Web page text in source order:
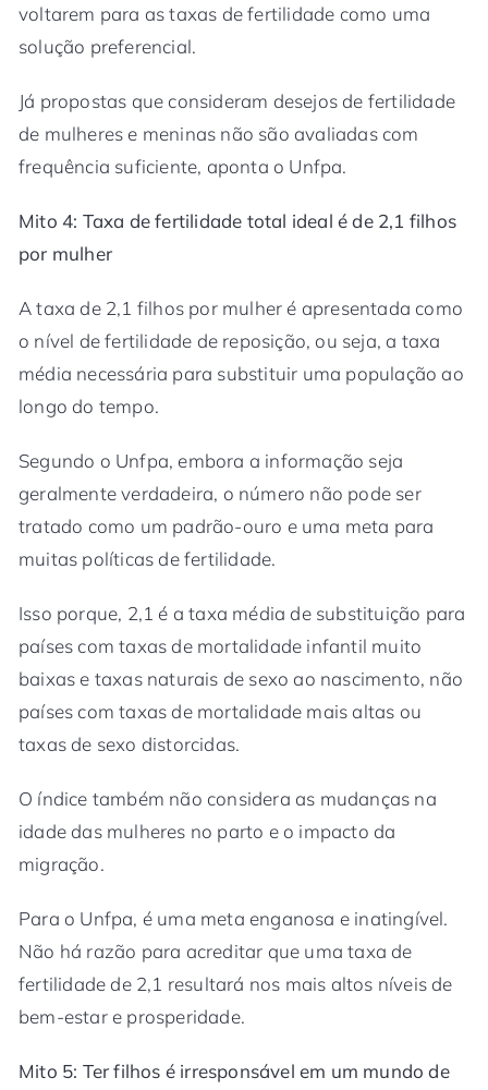
voltarem para as taxas de fertilidade como uma
solução preferencial.
Já propostas que consideram desejos de fertilidade
de mulheres e meninas não são avaliadas com
frequência suficiente, aponta o Unfpa.
Mito 4: Taxa de fertilidade total ideal é de 2,1 filhos
por mulher
A taxa de 2,1 filhos por mulher é apresentada como
o nível de fertilidade de reposição, ou seja, a taxa
média necessária para substituir uma população ao
longo do tempo.
Segundo o Unfpa, embora a informação seja
geralmente verdadeira, o número não pode ser
tratado como um padrão-ouro e uma meta para
muitas políticas de fertilidade.
Isso porque, 2,1 é a taxa média de substituição para
países com taxas de mortalidade infantil muito
baixas e taxas naturais de sexo ao nascimento, não
países com taxas de mortalidade mais altas ou
taxas de sexo distorcidas.
O índice também não considera as mudanças na
idade das mulheres no parto e o impacto da
migração.
Para o Unfpa, é uma meta enganosa e inatingível.
Não há razão para acreditar que uma taxa de
fertilidade de 2,1 resultará nos mais altos níveis de
bem-estar e prosperidade.
Mito 5: Ter filhos é irresponsável em um mundo de